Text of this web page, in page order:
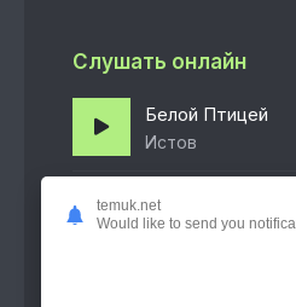
Слушать онлайн
Белой Птицей
Истов
temuk.net
Would like to send you